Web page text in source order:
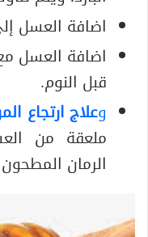
اضافة العسل
اضافة العسل
قبل النوم.
وعلاج ارتجاع
ملعقة من
الرمان